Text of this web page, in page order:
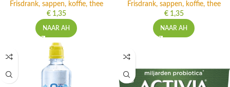
Frisdrank, sappen, koffie, thee
€1,35
NAAR AH
Frisdrank, sappen, koffie, thee
€1,35
NAAR AH